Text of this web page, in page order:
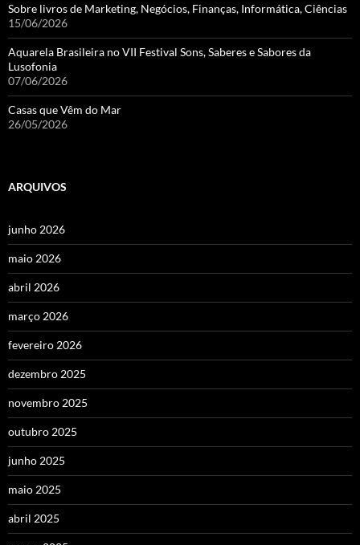
Sobre livros de Marketing, Negócios, Finanças, Informática, Ciências
15/06/2026
Aquarela Brasileira no VII Festival Sons, Saberes e Sabores da
Lusofonia
07/06/2026
Casas que Vêm do Mar
26/05/2026
ARQUIVOS
junho 2026
maio 2026
abril 2026
março 2026
fevereiro 2026
dezembro 2025
novembro 2025
outubro 2025
junho 2025
maio 2025
abril 2025